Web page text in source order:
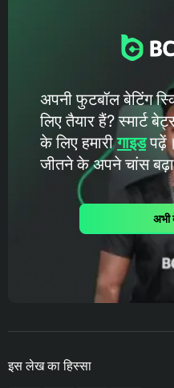
अपनी फुटबॉल बेटिंग
लिए तैयार हैं? स्मार्ट
के लिए हमारीगाइड
जीतने के अपने चांस
अभी
इस लेख का हिस्सा